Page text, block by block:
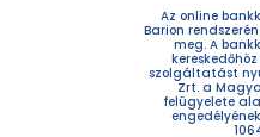
Az online
Barion
meg. A
szolgáltatást
Zrt. a
felügyelete